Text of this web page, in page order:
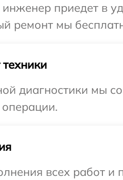
приедет в
ремонт мы
диагностики мы
всех работ и